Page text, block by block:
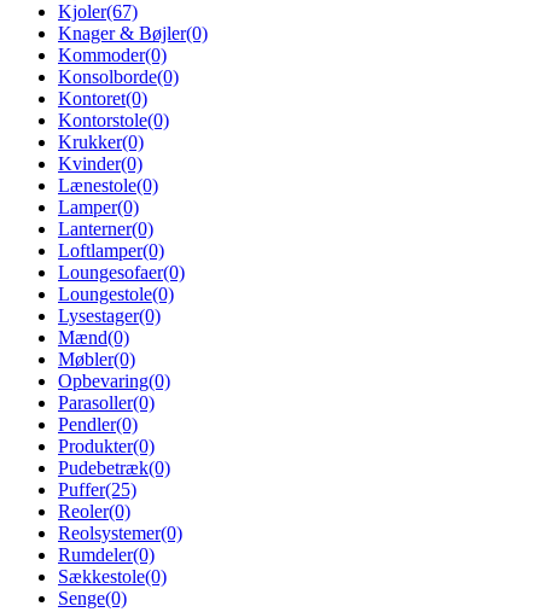
Kjoler(67)
Knager & Bøjler(0)
Kommoder(0)
Konsolborde(0)
Kontoret(0)
Kontorstole(0)
Krukker(0)
Kvinder(0)
Lænestole(0)
Lamper(0)
Lanterner(0)
Loftlamper(0)
Loungesofaer(0)
Loungestole(0)
Lysestager(0)
Mænd(0)
Møbler(0)
Opbevaring(0)
Parasoller(0)
Pendler(0)
Produkter(0)
Pudebetræk(0)
Puffer(25)
Reoler(0)
Reolsystemer(0)
Rumdeler(0)
Sækkestole(0)
Senge(0)